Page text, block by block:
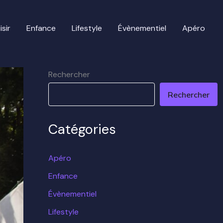
Enfance Lifestyle Évènementiel Apéro
Rechercher
Rechercher
Catégories
Apéro
Enfance
Évènementiel
Lifestyle